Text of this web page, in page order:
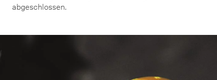
abgeschlossen.